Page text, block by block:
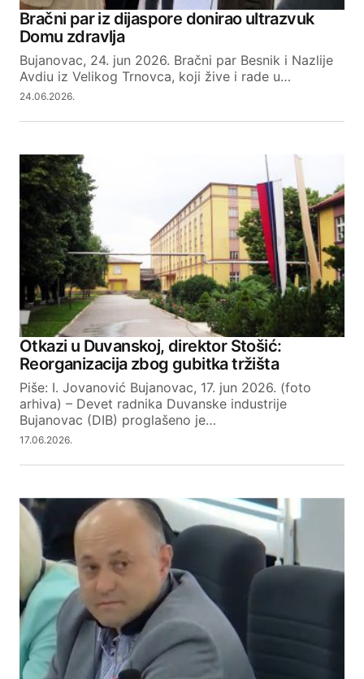
Bračni par iz dijaspore donirao ultrazvuk
Domu zdravlja
Bujanovac, 24. jun 2026. Bračni par Besnik i Nazlije
Avdiu iz Velikog Trnovca, koji žive i rade u…
24.06.2026.
Otkazi u Duvanskoj, direktor Stošić:
Reorganizacija zbog gubitka tržišta
Piše: I. Jovanović Bujanovac, 17. jun 2026. (foto
arhiva) – Devet radnika Duvanske industrije
Bujanovac (DIB) proglašeno je…
17.06.2026.